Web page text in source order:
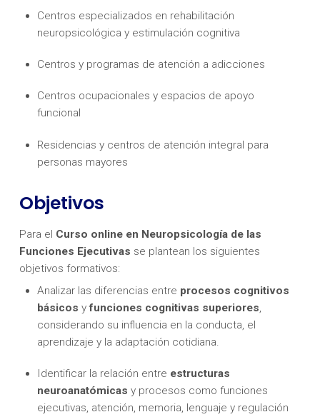
Centros especializados en rehabilitación
neuropsicológica y estimulación cognitiva
Centros y programas de atención a adicciones
Centros ocupacionales y espacios de apoyo
funcional
Residencias y centros de atención integral para
personas mayores
Objetivos
Para el Curso online en Neuropsicología de las
Funciones Ejecutivas se plantean los siguientes
objetivos formativos:
Analizar las diferencias entre procesos cognitivos
básicos yfunciones cognitivas superiores,
considerando su influencia en la conducta, el
aprendizaje y la adaptación cotidiana.
Identificar la relación entre estructuras
neuroanatómicas y procesos como funciones
ejecutivas, atención, memoria, lenguaje y regulación